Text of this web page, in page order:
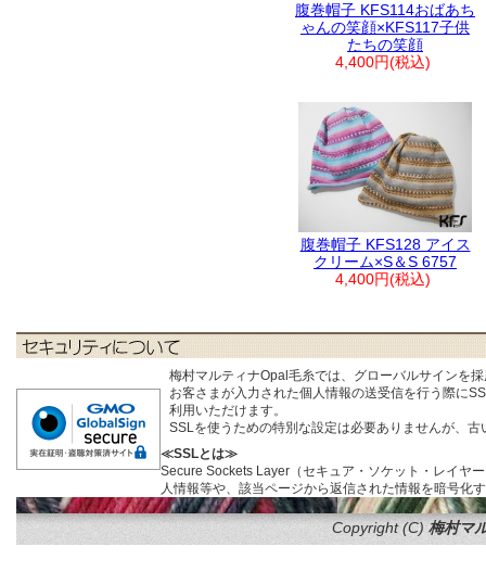
腹巻帽子 KFS114おばあち
ゃんの笑顔×KFS117子供
たちの笑顔
4,400円(税込)
腹巻帽子 KFS128 アイス
クリーム×S＆S 6757
4,400円(税込)
梅村マルティナOpal毛糸では、グローバルサインを
お客さまが入力された個人情報の送受信を行う際に
利用いただけます。
SSLを使うための特別な設定は必要ありませんが、
≪SSLとは≫
Secure Sockets Layer（セキュア・ソケット・レイヤ
人情報等や、該当ページから返信された情報を暗号化
Copyright (C) 梅村マ